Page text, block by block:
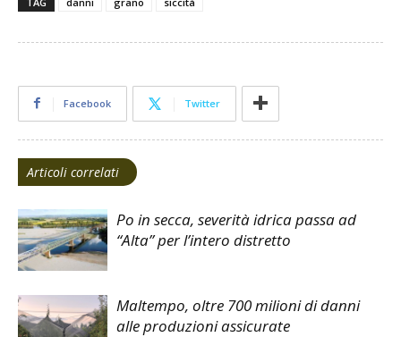
Facebook Twitter
Articoli correlati
Po in secca, severità idrica passa ad
“Alta” per l’intero distretto
Maltempo, oltre 700 milioni di danni
alle produzioni assicurate